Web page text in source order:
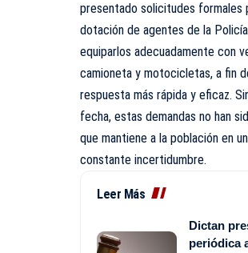
presentado solicitudes formales
dotación de agentes de la
equiparlos adecuadamente con
camioneta y motocicletas, a fin
respuesta más rápida y eficaz.
fecha, estas demandas no han
que mantiene a la población en
constante incertidumbre.
Leer Más
Dictan
periódica